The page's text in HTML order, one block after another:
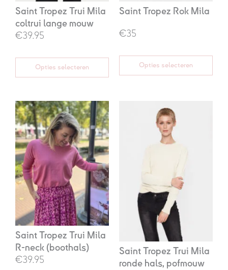
Saint Tropez Trui Mila
coltrui lange mouw
€39.95
Opties selecteren
Saint Tropez Rok Mila
€35
Opties selecteren
Saint Tropez Trui Mila
R-neck (boothals)
€39.95
Saint Tropez Trui Mila
ronde hals, pofmouw